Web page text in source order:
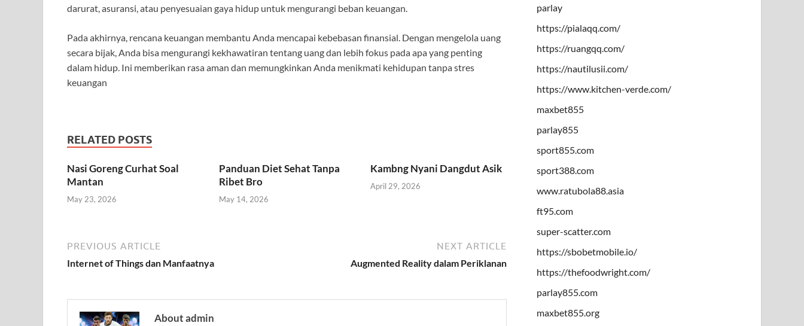
darurat, asuransi, atau penyesuaian gaya hidup untuk mengurangi beban keuangan.
Pada akhirnya, rencana keuangan membantu Anda mencapai kebebasan finansial. Dengan mengelola uang
secara bijak, Anda bisa mengurangi kekhawatiran tentang uang dan lebih fokus pada apa yang penting
dalam hidup. Ini memberikan rasa aman dan memungkinkan Anda menikmati kehidupan tanpa stres
keuangan
RELATED POSTS
Nasi Goreng Curhat Soal
Mantan
May 23, 2026
Panduan Diet Sehat Tanpa
Ribet Bro
May 14, 2026
Kambng Nyani Dangdut Asik
April 29, 2026
PREVIOUS ARTICLE
Internet of Things dan Manfaatnya
NEXT ARTICLE
Augmented Reality dalam Periklanan
About admin
parlay
https://pialaqq.com/
https://ruangqq.com/
https://nautilusii.com/
https://www.kitchen-verde.com/
maxbet855
parlay855
sport855.com
sport388.com
www.ratubola88.asia
ft95.com
super-scatter.com
https://sbobetmobile.io/
https://thefoodwright.com/
parlay855.com
maxbet855.org